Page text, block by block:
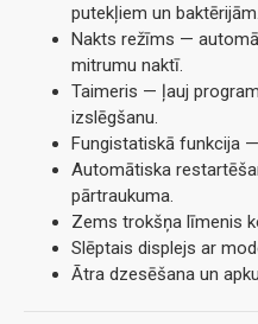
putekļiem un baktērijām.
Nakts režīms —
mitrumu naktī.
Taimeris — ļauj
izslēgšanu.
Fungistatiskā funkcija
Automātiska
pārtraukuma.
Zems trokšņa līmenis
Slēptais displejs ar
Ātra dzesēšana un